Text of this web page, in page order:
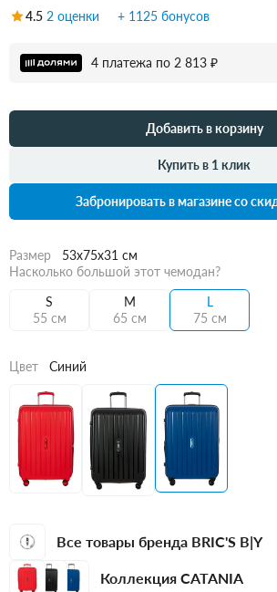
4.5 2 оценки + 1125 бонусов
4 платежа по 2 813 ₽
Добавить в корзину
Купить в 1 клик
Забронировать в магазине со
Размер
53x75x31 см
Насколько большой этот чемодан?
S
55 см
M
65 см
L
75 см
Цвет Синий
Все товары бренда BRIC'S B|Y
Коллекция CATANIA